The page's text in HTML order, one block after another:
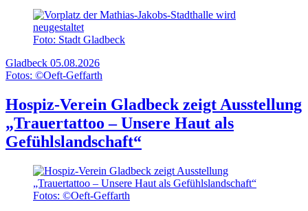
Foto: Stadt Gladbeck
Gladbeck 05.08.2026
Fotos: ©Oeft-Geffarth
Hospiz-Verein Gladbeck zeigt Ausstellung
„Trauertattoo – Unsere Haut als
Gefühlslandschaft“
Fotos: ©Oeft-Geffarth